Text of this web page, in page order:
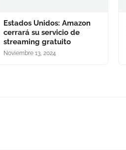
Estados Unidos: Amazon
cerrará su servicio de
streaming gratuito
Noviembre 13, 2024